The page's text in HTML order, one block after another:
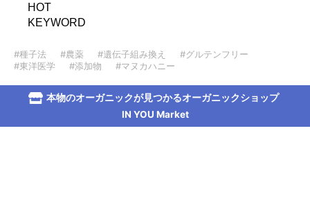
HOT
KEYWORD
#種子法 #農薬 #遺伝子組み換え
#グルテンフリー
#東洋医学
#添加物 #マヌカハニー
本物のオーガニックが見つかるオーガニックショップ
IN YOU Market